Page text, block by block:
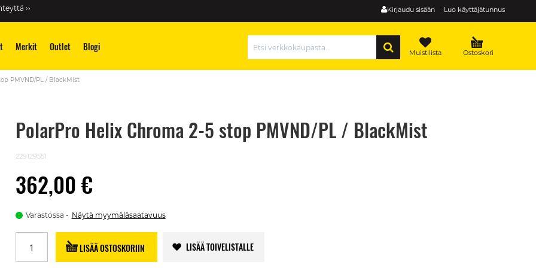
Kirjaudu sisään Luo käyttäjätunnus
››
Merkit Outlet Blogi Ostoskori
Muistilista
PMVND/PL / BlackMist
PolarPro Helix Chroma 2-5 stop PMVND/PL / BlackMist
229129551
362,00 €
Varastossa Näytä myymäläsaatavuus
LISÄÄ OSTOSKORIIN LISÄÄ TOIVELISTALLE